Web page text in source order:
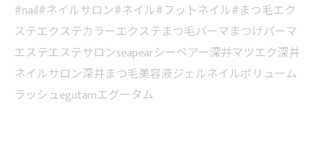
#nail#ネイルサロン#ネイル#フットネイル#まつ毛エク
ステエクステカラーエクステまつ毛パーマまつげパーマ
エステエステサロンseapearシーペアー深井マツエク深井
ネイルサロン深井まつ毛美容液ジェルネイルボリューム
ラッシュegutamエグータム